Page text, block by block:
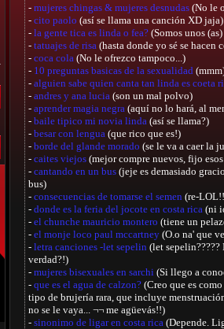
- mujeres chingas & mujeres desnudas (No le
- cito paolo (así se llama una canción XD jaja)
- la gente tica es linda o fea? (Somos unos
- tatuajes de risa (hasta donde yo sé se hacen
- coca cola (No le ofrezco tampoco...)
- 10 preguntas basicas de la sexualidad
- alguien sabe quien canta tan linda es coeta
- andres y ana lucia (son un mal polvo)
- aprender magia negra (aquí no lo hará, al
- baile tipico mi novia linda (así se llama?)
- besar con lengua (que rico que es!)
- borde del glande morado (se le va a caer la
- caites viejos (mejor compre nuevos, fijo
- cantando en un bus (jeje es demasiado
bus)
- consecuencias de tomarse el semen (re-
- donde es la feria del jocote en costa rica (ni
- el chunche mauricio montero (tiene un
- el monje loco paul mccartney (O.o na' que
- letra canciones -let sepelin (let
verdad?!)
- mujeres bisexuales en sarchi (Si llego a
- que es el agua de calzon? (Creo que es
tipo de brujería rara, que incluye
no se le vaya... ¬¬ me agüevás!!)
- sinonimo de ligar en costa rica (Depende.